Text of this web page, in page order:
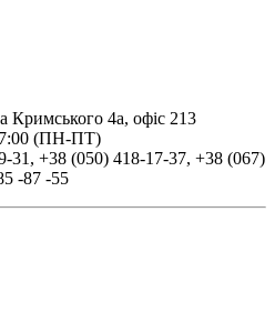
Кримського 4а, офіс 213
(ПН-ПТ)
31 , +38 (050) 418-17-37, +38 (067)
-87 -55